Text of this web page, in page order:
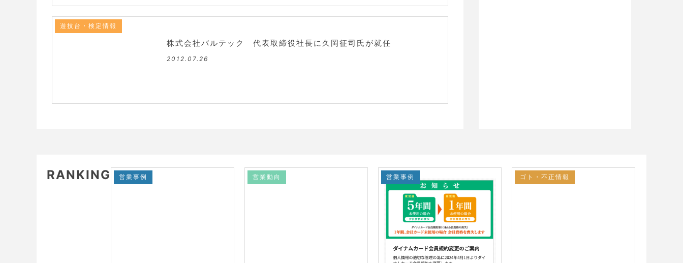
遊技台・検定情報
株式会社バルテック 代表取締役社長に久岡征司氏が就任
2012.07.26
RANKING 営業事例 営業動向 営業事例 ゴト・不正情報